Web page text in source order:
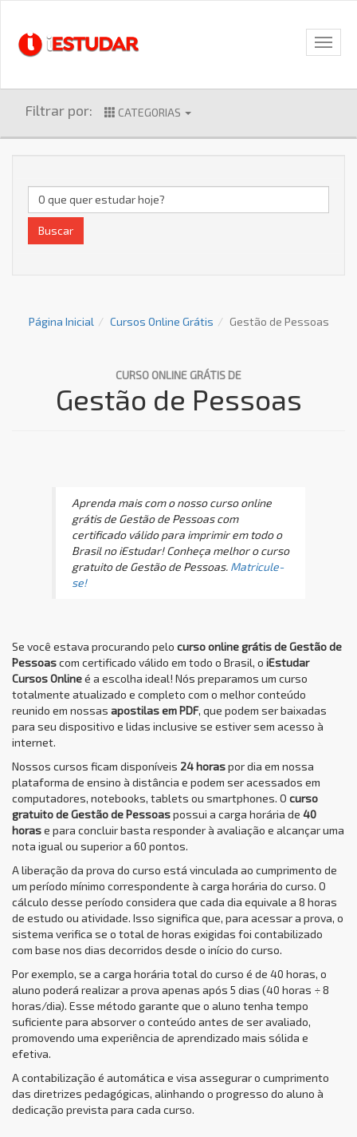
Filtrar por: CATEGORIAS
Buscar
Página Inicial Cursos Online Grátis Gestão de Pessoas
CURSO ONLINE GRÁTIS DE
Gestão de Pessoas
Aprenda mais com o nosso curso online
grátis de Gestão de Pessoas com
certificado válido para imprimir em todo o
Brasil no iEstudar! Conheça melhor o curso
gratuito de Gestão de Pessoas. Matricule-
se!
Se você estava procurando pelo curso online grátis de Gestão de
Pessoascom certificado válido em todo o Brasil, o iEstudar
Cursos Onlineé a escolha ideal! Nós preparamos um curso
totalmente atualizado e completo com o melhor conteúdo
reunido em nossas apostilas em PDF, que podem ser baixadas
para seu dispositivo e lidas inclusive se estiver sem acesso à
internet.
Nossos cursos ficam disponíveis 24 horaspor dia em nossa
plataforma de ensino à distância e podem ser acessados em
computadores, notebooks, tablets ou smartphones. O curso
gratuito de Gestão de Pessoaspossui a carga horária de 40
horase para concluir basta responder à avaliação e alcançar uma
nota igual ou superior a 60 pontos.
A liberação da prova do curso está vinculada ao cumprimento de
um período mínimo correspondente à carga horária do curso. O
cálculo desse período considera que cada dia equivale a 8 horas
de estudo ou atividade. Isso significa que, para acessar a prova, o
sistema verifica se o total de horas exigidas foi contabilizado
com base nos dias decorridos desde o início do curso.
Por exemplo, se a carga horária total do curso é de 40 horas, o
aluno poderá realizar a prova apenas após 5 dias (40 horas ÷ 8
horas/dia). Esse método garante que o aluno tenha tempo
suficiente para absorver o conteúdo antes de ser avaliado,
promovendo uma experiência de aprendizado mais sólida e
efetiva.
A contabilização é automática e visa assegurar o cumprimento
das diretrizes pedagógicas, alinhando o progresso do aluno à
dedicação prevista para cada curso.